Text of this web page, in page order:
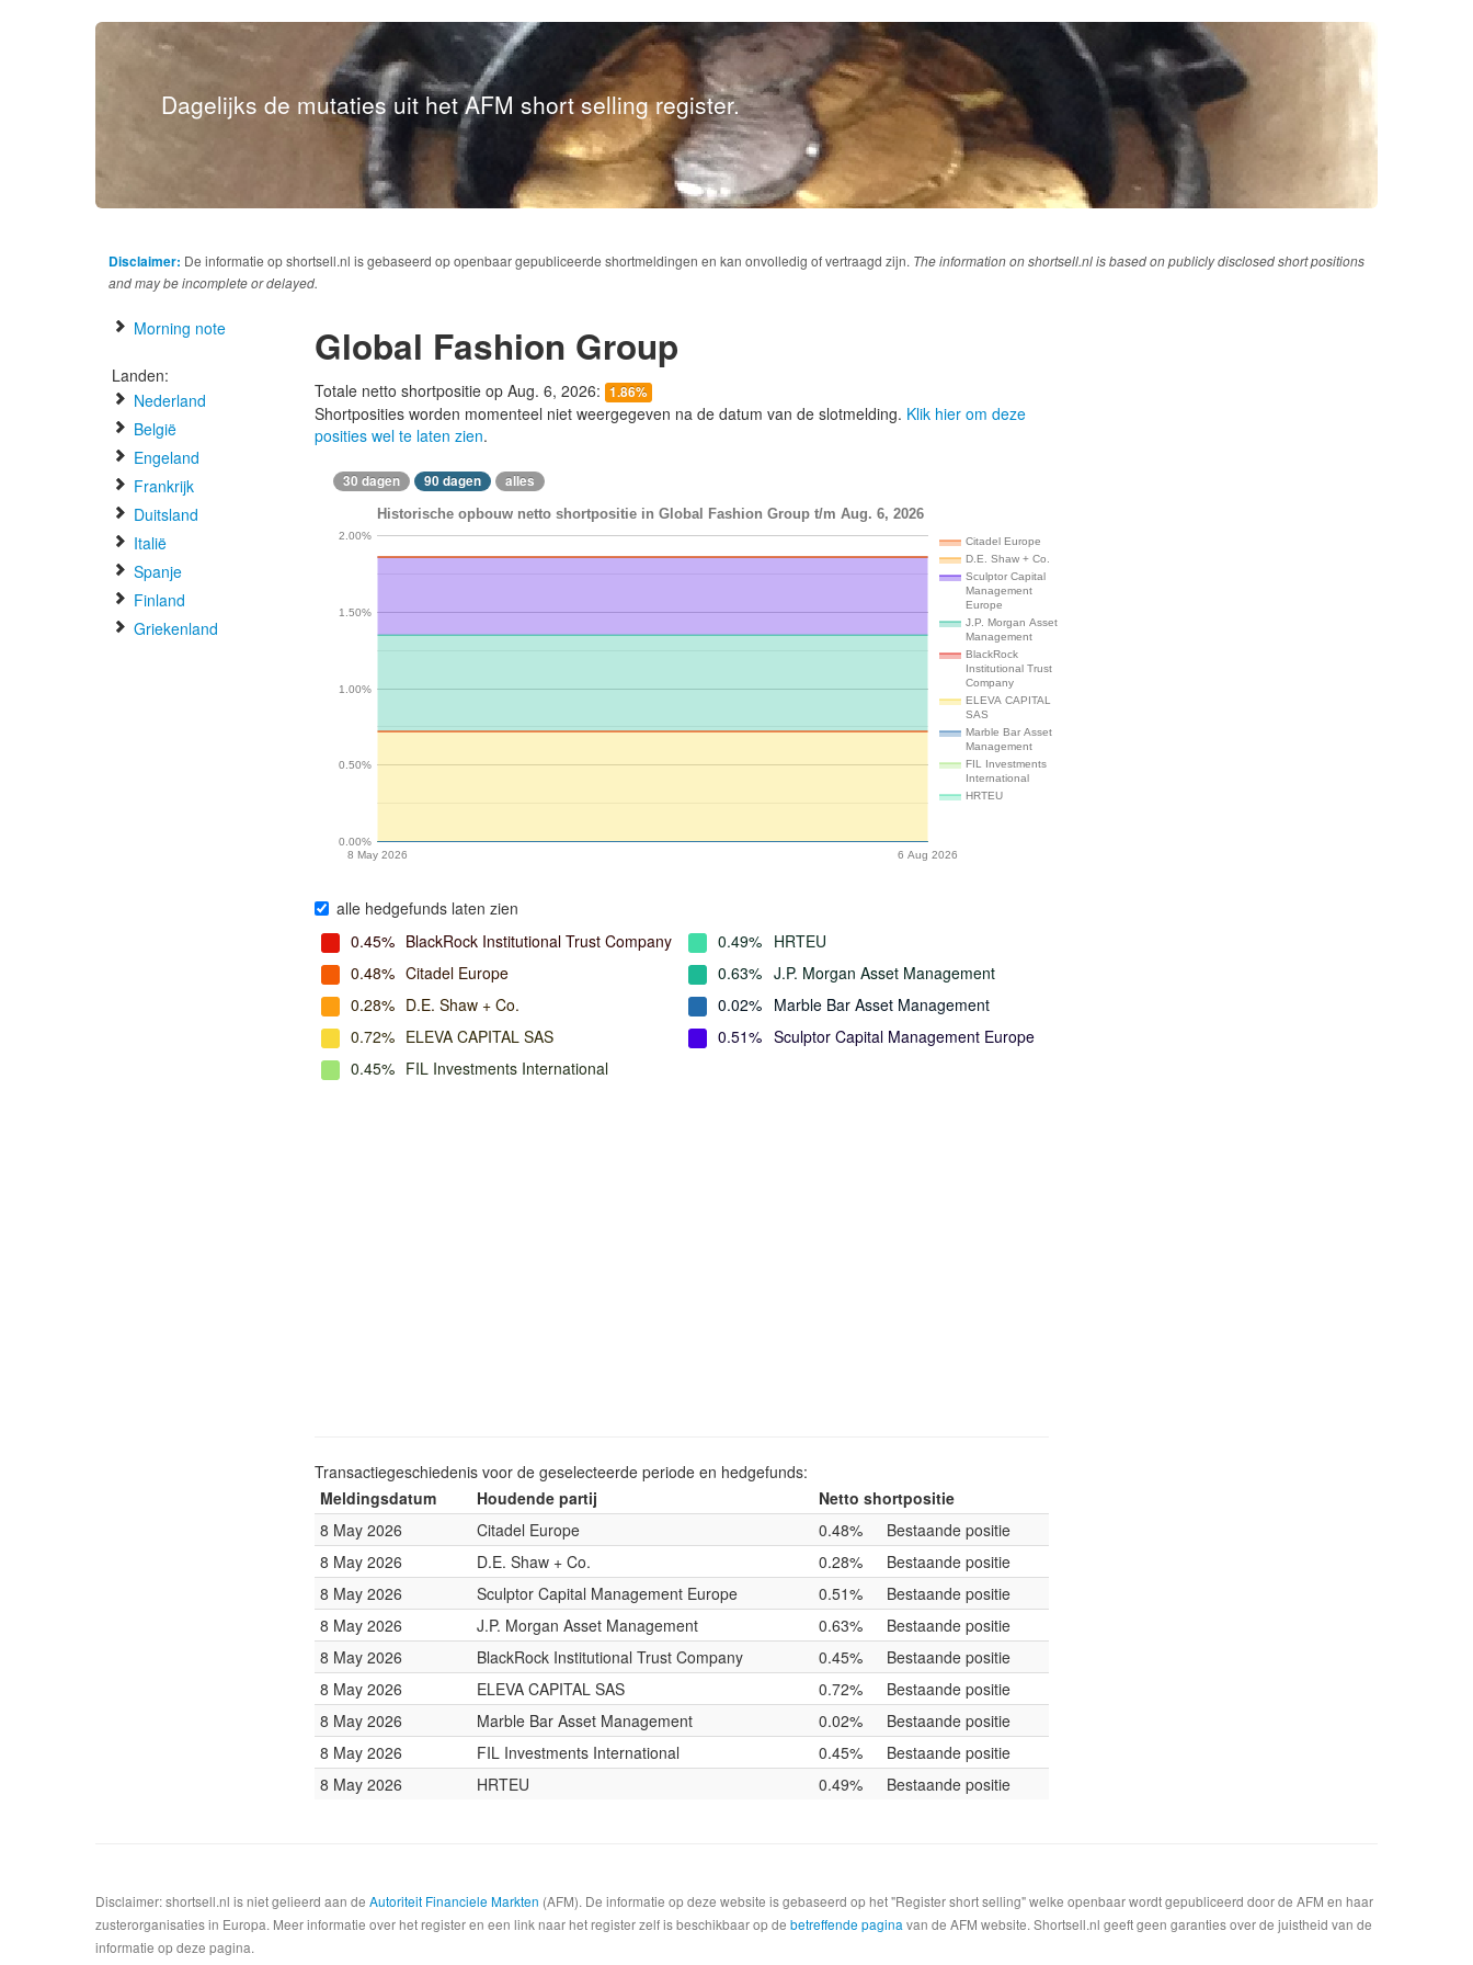
Dagelijks de mutaties uit het AFM short selling register.
Disclaimer: De informatie op shortsell.nl is gebaseerd op openbaar gepubliceerde shortmeldingen en kan onvolledig of vertraagd zijn. The information on shortsell.nl is based on publicly disclosed short positions
and may be incomplete or delayed.
Morning note
Landen:
Nederland
België
Engeland
Frankrijk
Duitsland
Italië
Spanje
Finland
Griekenland
Global Fashion Group
Totale netto shortpositie op Aug. 6, 2026: 1.86%
Shortposities worden momenteel niet weergegeven na de datum van de slotmelding. Klik hier om deze
posities wel te laten zien.
30 dagen 90 dagen alles
Historische opbouw netto shortpositie in Global Fashion Group t/m Aug. 6, 2026
Citadel Europe
D.E. Shaw + Co.
Sculptor Capital
Management
Europe
J.P. Morgan Asset
Management
BlackRock
Institutional Trust
Company
ELEVA CAPITAL
SAS
Marble Bar Asset
Management
FIL Investments
International
HRTEU
8 May 2026 6 Aug 2026
0.00%
0.50%
1.00%
1.50%
2.00%
alle hedgefunds laten zien
0.45% BlackRock Institutional Trust Company
0.48% Citadel Europe
0.28% D.E. Shaw + Co.
0.72% ELEVA CAPITAL SAS
0.45% FIL Investments International
0.49% HRTEU
0.63% J.P. Morgan Asset Management
0.02% Marble Bar Asset Management
0.51% Sculptor Capital Management Europe
Transactiegeschiedenis voor de geselecteerde periode en hedgefunds:
Meldingsdatum
Houdende partij
Netto shortpositie
8 May 2026
Citadel Europe 0.48%
Bestaande positie
8 May 2026
D.E. Shaw + Co. 0.28%
Bestaande positie
8 May 2026
Sculptor Capital Management Europe 0.51%
Bestaande positie
8 May 2026
J.P. Morgan Asset Management 0.63%
Bestaande positie
8 May 2026
BlackRock Institutional Trust Company 0.45%
Bestaande positie
8 May 2026
ELEVA CAPITAL SAS 0.72%
Bestaande positie
8 May 2026
Marble Bar Asset Management 0.02%
Bestaande positie
8 May 2026
FIL Investments International 0.45%
Bestaande positie
8 May 2026
HRTEU 0.49% Bestaande positie
Disclaimer: shortsell.nl is niet gelieerd aan de Autoriteit Financiele Markten (AFM). De informatie op deze website is gebaseerd op het "Register short selling" welke openbaar wordt gepubliceerd door de AFM en haar
zusterorganisaties in Europa. Meer informatie over het register en een link naar het register zelf is beschikbaar op de betreffende pagina van de AFM website. Shortsell.nl geeft geen garanties over de juistheid van de
informatie op deze pagina.